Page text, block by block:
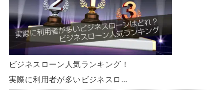
ビジネスローン人気ランキング！
実際に利用者が多いビジネスロー